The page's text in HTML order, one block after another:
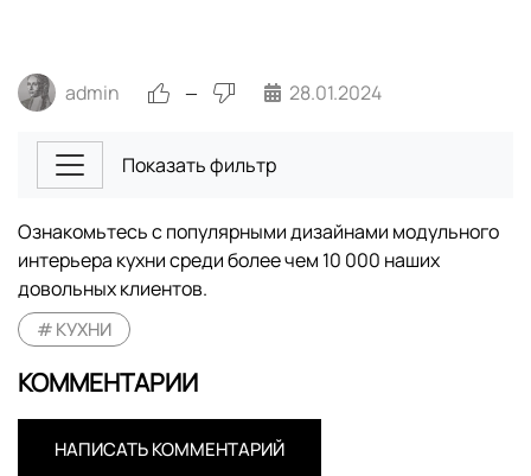
admin — 28.01.2024
Показать фильтр
Ознакомьтесь с популярными дизайнами модульного
интерьера кухни среди более чем 10 000 наших
довольных клиентов.
КУХНИ
КОММЕНТАРИИ
НАПИСАТЬ КОММЕНТАРИЙ